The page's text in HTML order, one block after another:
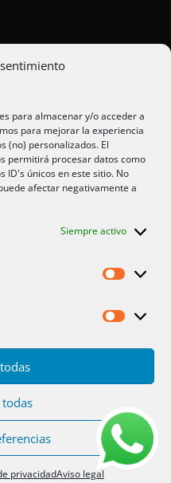
para almacenar y/o acceder a
para mejorar la experiencia
(no) personalizados. El
permitirá procesar datos como
ID's únicos en este sitio. No
afectar negativamente a
Siempre activo
todas
privacidadAviso legal
26 Contacto
DonCloud|Floridia